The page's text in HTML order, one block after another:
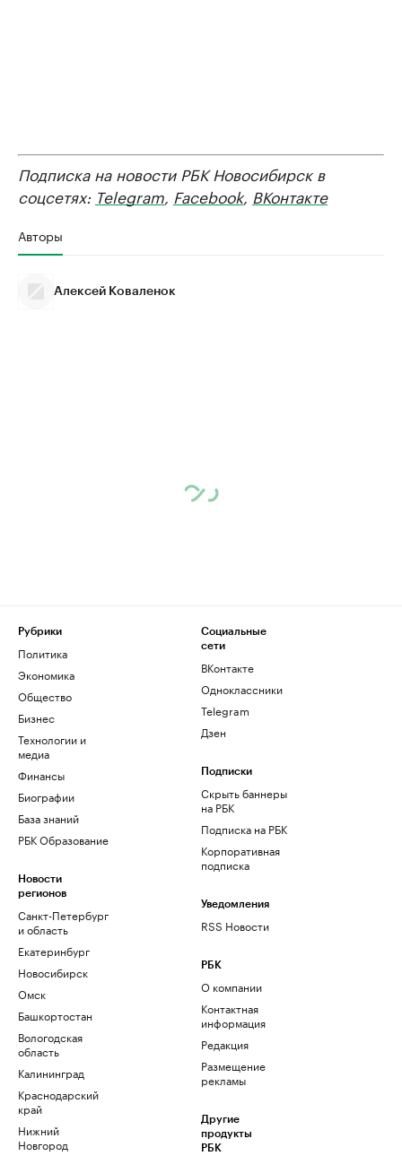
Подписка на новости РБК Новосибирск в
соцсетях: Telegram Facebook, ВКонтакте
Авторы
Алексей Коваленок
Рубрики
Политика
Экономика
Общество
Бизнес
Технологии и
медиа
Финансы
Биографии
База знаний
РБК Образование
Новости
регионов
Санкт-Петербург
и область
Екатеринбург
Новосибирск
Омск
Башкортостан
Вологодская
область
Калининград
Краснодарский
край
Нижний
Новгород
Социальные
сети
ВКонтакте
Одноклассники
Telegram
Дзен
Подписки
Скрыть баннеры
на РБК
Подписка на РБК
Корпоративная
подписка
Уведомления
RSS Новости
РБК
О компании
Контактная
информация
Редакция
Размещение
рекламы
Другие
продукты
РБК